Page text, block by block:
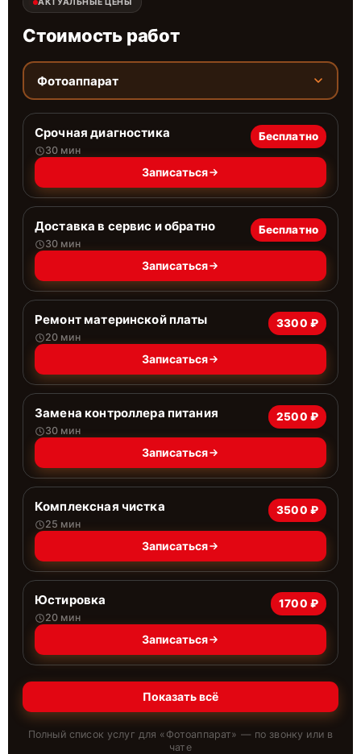
Стоимость работ
Фотоаппарат
Срочная диагностика
30 мин
Бесплатно
Записаться
Доставка в сервис и обратно
30 мин
Бесплатно
Записаться
Ремонт материнской платы
20 мин
3300 ₽
Записаться
Замена контроллера питания
30 мин
2500 ₽
Записаться
Комплексная чистка
25 мин
3500 ₽
Записаться
Юстировка
20 мин
1700 ₽
Записаться
Показать всё
Полный список услуг для « Фотоаппарат» — по звонку или в
чате